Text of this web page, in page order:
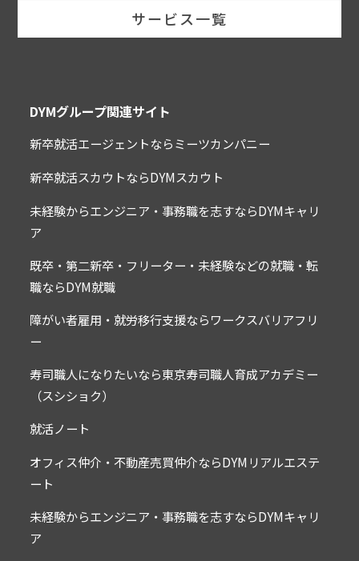
サービス一覧
DYMグループ関連サイト
新卒就活エージェントならミーツカンパニー
新卒就活スカウトならDYMスカウト
未経験からエンジニア・事務職を志すならDYMキャリ
ア
既卒・第二新卒・フリーター・未経験などの就職・転
職ならDYM就職
障がい者雇用・就労移行支援ならワークスバリアフリ
ー
寿司職人になりたいなら東京寿司職人育成アカデミー
（スシショク）
就活ノート
オフィス仲介・不動産売買仲介ならDYMリアルエステ
ート
未経験からエンジニア・事務職を志すならDYMキャリ
ア